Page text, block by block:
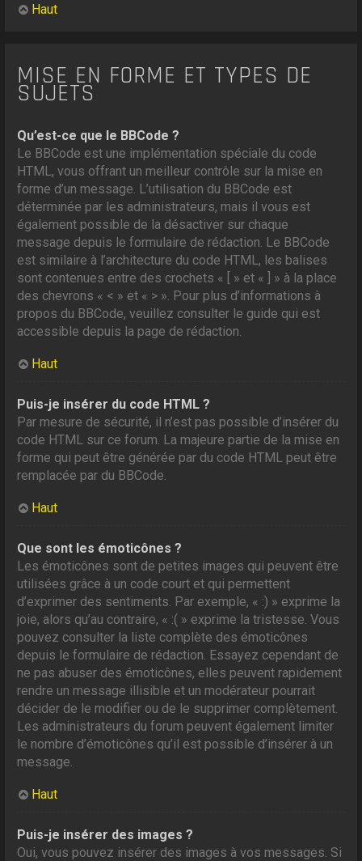
Haut
MISE EN FORME ET TYPES DE
SUJETS
Qu’est-ce que le BBCode ?
Le BBCode est une implémentation spéciale du code
HTML, vous offrant un meilleur contrôle sur la mise en
forme d’un message. L’utilisation du BBCode est
déterminée par les administrateurs, mais il vous est
également possible de la désactiver sur chaque
message depuis le formulaire de rédaction. Le BBCode
est similaire à l’architecture du code HTML, les balises
sont contenues entre des crochets « [ » et « ] » à la place
des chevrons « < » et « > ». Pour plus d’informations à
propos du BBCode, veuillez consulter le guide qui est
accessible depuis la page de rédaction.
Haut
Puis-je insérer du code HTML ?
Par mesure de sécurité, il n’est pas possible d’insérer du
code HTML sur ce forum. La majeure partie de la mise en
forme qui peut être générée par du code HTML peut être
remplacée par du BBCode.
Haut
Que sont les émoticônes ?
Les émoticônes sont de petites images qui peuvent être
utilisées grâce à un code court et qui permettent
d’exprimer des sentiments. Par exemple, « :) » exprime la
joie, alors qu’au contraire, « :( » exprime la tristesse. Vous
pouvez consulter la liste complète des émoticônes
depuis le formulaire de rédaction. Essayez cependant de
ne pas abuser des émoticônes, elles peuvent rapidement
rendre un message illisible et un modérateur pourrait
décider de le modifier ou de le supprimer complètement.
Les administrateurs du forum peuvent également limiter
le nombre d’émoticônes qu’il est possible d’insérer à un
message.
Haut
Puis-je insérer des images ?
Oui, vous pouvez insérer des images à vos messages. Si